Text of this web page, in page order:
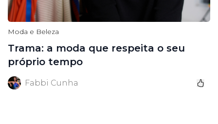
Moda e Beleza
Trama: a moda que respeita o seu
próprio tempo
Fabbi Cunha